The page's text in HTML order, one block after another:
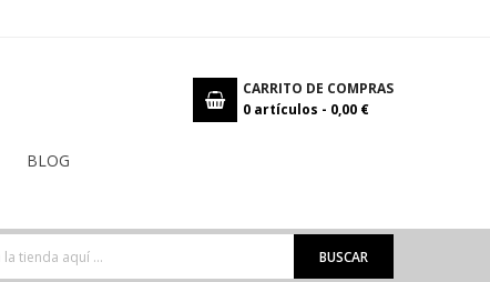
BLOG
CARRITO DE COMPRAS
0 artículos - 0,00 €
BUSCAR